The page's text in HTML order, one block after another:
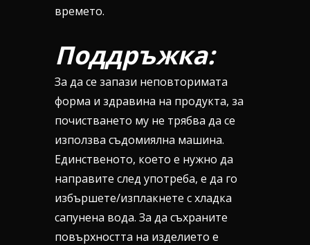
времето.
Поддръжка:
За да се запази неповторимата
форма и здравина на продукта, за
почистването му не трябва да се
използва съдомиялна машина.
Единственото, което е нужно да
направите след употреба, е да го
избършете/изплакнете с хладка
сапунена вода. За да съхраните
повърхността на изделието е